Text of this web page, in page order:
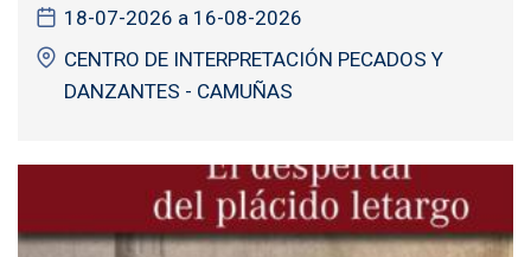
18-07-2026 a 16-08-2026
CENTRO DE INTERPRETACIÓN PECADOS Y
DANZANTES - CAMUÑAS